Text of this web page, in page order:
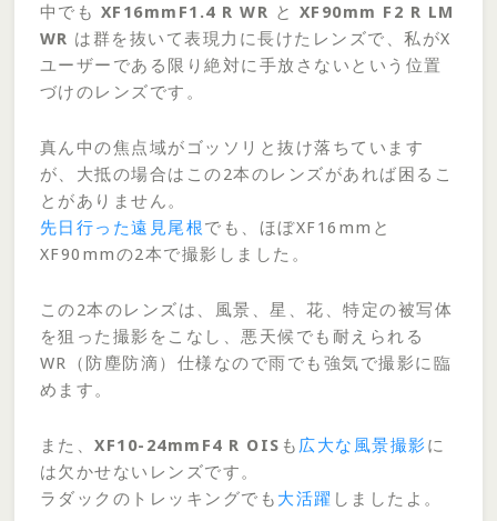
中でも XF16mmF1.4 R WR と XF90mm F2 R LM
WR は群を抜いて表現力に長けたレンズで、私がX
ユーザーである限り絶対に手放さないという位置
づけのレンズです。
真ん中の焦点域がゴッソリと抜け落ちています
が、大抵の場合はこの2本のレンズがあれば困るこ
とがありません。
先日行った遠見尾根でも、ほぼXF16mmと
XF90mmの2本で撮影しました。
この2本のレンズは、風景、星、花、特定の被写体
を狙った撮影をこなし、悪天候でも耐えられる
WR（防塵防滴）仕様なので雨でも強気で撮影に臨
めます。
また、XF10-24mmF4 R OIS も 広大な風景撮影に
は欠かせないレンズです。
ラダックのトレッキングでも 大活躍 しましたよ。